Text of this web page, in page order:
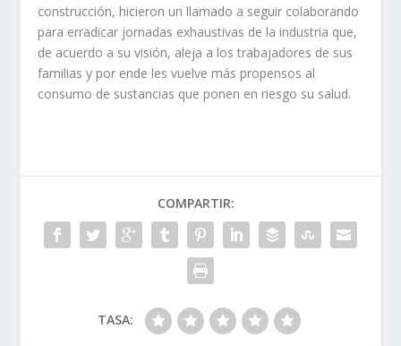
construcción, hicieron un llamado a seguir colaborando
para erradicar jornadas exhaustivas de la industria que,
de acuerdo a su visión, aleja a los trabajadores de sus
familias y por ende les vuelve más propensos al
consumo de sustancias que ponen en riesgo su salud.
COMPARTIR:
TASA: